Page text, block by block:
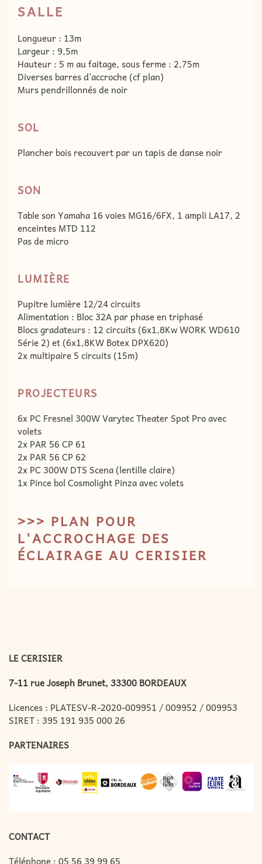
SALLE
Longueur : 13m
Largeur : 9,5m
Hauteur : 5 m au faitage, sous ferme : 2,75m
Diverses barres d’accroche (cf plan)
Murs pendrillonnés de noir
SOL
Plancher bois recouvert par un tapis de danse noir
SON
Table son Yamaha 16 voies MG16/6FX, 1 ampli LA17, 2
enceintes MTD 112
Pas de micro
LUMIÈRE
Pupitre lumière 12/24 circuits
Alimentation : Bloc 32A par phase en triphasé
Blocs gradateurs : 12 circuits (6x1,8Kw WORK WD610
Série 2) et (6x1,8KW Botex DPX620)
2x multipaire 5 circuits (15m)
PROJECTEURS
6x PC Fresnel 300W Varytec Theater Spot Pro avec
volets
2x PAR 56 CP 61
2x PAR 56 CP 62
2x PC 300W DTS Scena (lentille claire)
1x Pince bol Cosmolight Pinza avec volets
>>> PLAN POUR
L'ACCROCHAGE DES
ÉCLAIRAGE AU CERISIER
LE CERISIER
7-11 rue Joseph Brunet, 33300 BORDEAUX
Licences : PLATESV-R-2020-009951 / 009952 / 009953
SIRET : 395 191 935 000 26
PARTENAIRES
CONTACT
Téléphone : 05 56 39 99 65